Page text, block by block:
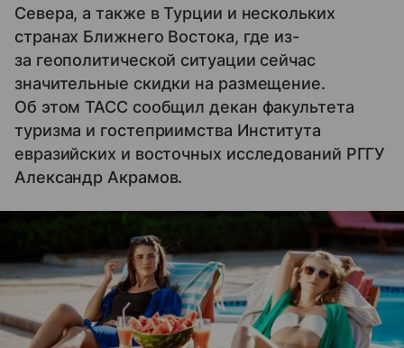
Севера, а также в Турции и нескольких
странах Ближнего Востока, где из-
за геополитической ситуации сейчас
значительные скидки на размещение.
Об этом ТАСС сообщил декан факультета
туризма и гостеприимства Института
евразийских и восточных исследований РГГУ
Александр Акрамов.